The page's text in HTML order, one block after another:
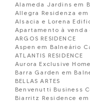
Alameda Jardins em
Allegra Residenza
Alsacia e Lorena
Apartamento à venda
ARGOS RESIDENCE
Aspen em Balneário
ATLANTIS RESIDENCE
Aurora Exclusive
Barra Garden em
BELLAS ARTES
Benvenutti Business
Biarritz Residence